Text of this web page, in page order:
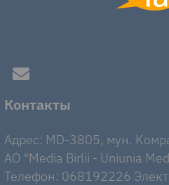
Контакты
Адрес: MD-3805, мун.
AO "Media Birlii - Uniunia
Телефон: 068192226